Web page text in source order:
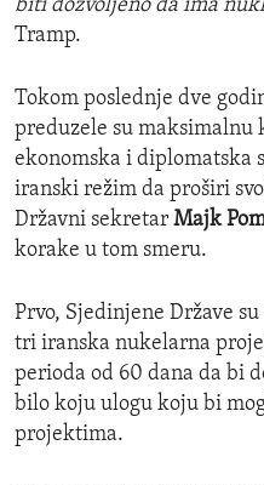
biti dozvoljeno da ima
Tramp.
Tokom poslednje dve
preduzele su
ekonomska i diplomatska
iranski režim da proširi
Državni sekretar Majk
korake u tom smeru.
Prvo, Sjedinjene Države
tri iranska nukelarna
perioda od 60 dana da bi
bilo koju ulogu koju bi
projektima.